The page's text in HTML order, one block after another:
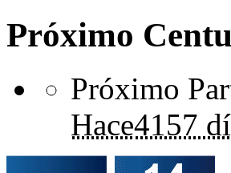
Próximo
Próximo
Hace4157